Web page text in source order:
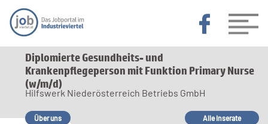
Diplomierte Gesundheits- und
Krankenpflegeperson mit Funktion Primary Nurse
(w/m/d)
Hilfswerk Niederösterreich Betriebs GmbH
Über uns Alle Inserate